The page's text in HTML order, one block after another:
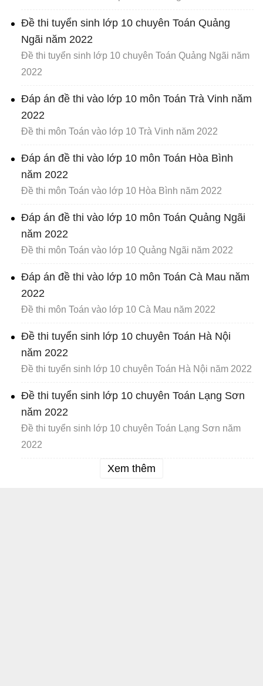
Đề thi tuyển sinh lớp 10 chuyên Toán Quảng
Ngãi năm 2022
Đề thi tuyển sinh lớp 10 chuyên Toán Quảng Ngãi năm
2022
Đáp án đề thi vào lớp 10 môn Toán Trà Vinh năm
2022
Đề thi môn Toán vào lớp 10 Trà Vinh năm 2022
Đáp án đề thi vào lớp 10 môn Toán Hòa Bình
năm 2022
Đề thi môn Toán vào lớp 10 Hòa Bình năm 2022
Đáp án đề thi vào lớp 10 môn Toán Quảng Ngãi
năm 2022
Đề thi môn Toán vào lớp 10 Quảng Ngãi năm 2022
Đáp án đề thi vào lớp 10 môn Toán Cà Mau năm
2022
Đề thi môn Toán vào lớp 10 Cà Mau năm 2022
Đề thi tuyển sinh lớp 10 chuyên Toán Hà Nội
năm 2022
Đề thi tuyển sinh lớp 10 chuyên Toán Hà Nội năm 2022
Đề thi tuyển sinh lớp 10 chuyên Toán Lạng Sơn
năm 2022
Đề thi tuyển sinh lớp 10 chuyên Toán Lạng Sơn năm
2022
Xem thêm